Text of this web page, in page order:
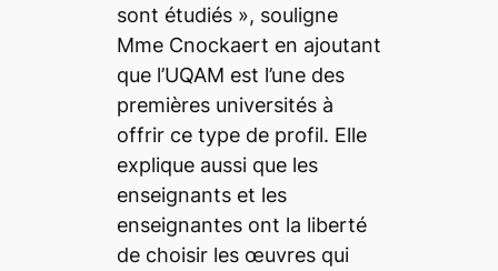
sont étudiés», souligne
Mme Cnockaert en ajoutant
que l’UQAM est l’une des
premières universités à
offrir ce type de profil. Elle
explique aussi que les
enseignants et les
enseignantes ont la liberté
de choisir les œuvres qui